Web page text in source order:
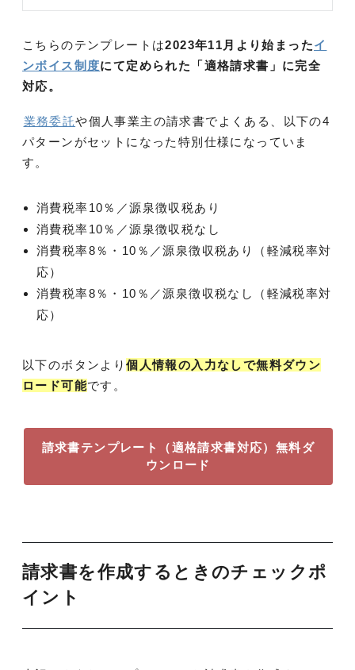
こちらのテンプレートは2023年11月より始まったイ
ンボイス制度にて定められた「適格請求書」に完全
対応。
業務委託や個人事業主の請求書でよくある、以下の4
パターンがセットになった特別仕様になっていま
す。
消費税率10％／源泉徴収税あり
消費税率10％／源泉徴収税なし
消費税率8％・10％／源泉徴収税あり（軽減税率対
応）
消費税率8％・10％／源泉徴収税なし（軽減税率対
応）
以下のボタンより個人情報の入力なしで無料ダウン
ロード可能です。
請求書テンプレート（適格請求書対応）無料ダ
ウンロード
請求書を作成するときのチェックポ
イント